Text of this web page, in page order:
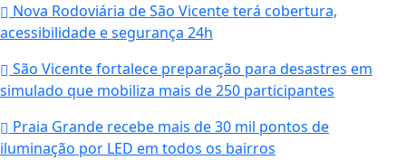
Nova Rodoviária de São Vicente terá cobertura,
acessibilidade e segurança 24h
São Vicente fortalece preparação para desastres em
simulado que mobiliza mais de 250 participantes
Praia Grande recebe mais de 30 mil pontos de
iluminação por LED em todos os bairros